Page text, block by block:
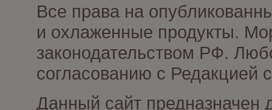
Все права на
и охлаженные продукты.
законодательством РФ.
согласованию с Редакцией
Данный сайт предназначен